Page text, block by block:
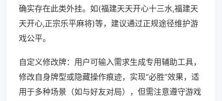
确实存在此类外挂。如(福建天天开心十三水,福建天
天开心,正宗乐平麻将)等，建议通过正规途径维护游
戏公平。
自定义修改牌：用户可输入需求生成专用辅助工具，
修改自身牌型或隐藏操作痕迹，实现“必胜”效果，适
用于多种场景（如与好友对局），但需注意遵守游戏